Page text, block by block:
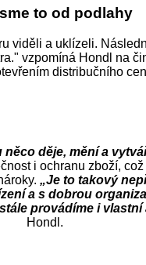
to od podlahy
viděli a uklízeli.
vzpomíná Hondl na
distribučního
děje, mění a
i ochranu zboží,
„Je to takový
a s dobrou
provádíme i
Hondl.